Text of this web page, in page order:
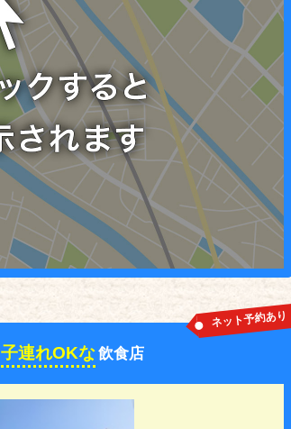
子連れOKな飲食店
ネット予約あり